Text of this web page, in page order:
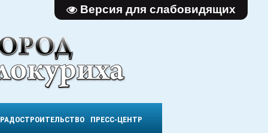
Версия для слабовидящих
ПРЕСС-ЦЕНТР